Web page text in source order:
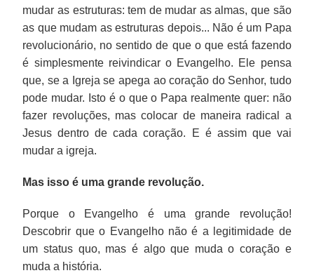
mudar as estruturas: tem de mudar as almas, que são
as que mudam as estruturas depois... Não é um Papa
revolucionário, no sentido de que o que está fazendo
é simplesmente reivindicar o Evangelho. Ele pensa
que, se a Igreja se apega ao coração do Senhor, tudo
pode mudar. Isto é o que o Papa realmente quer: não
fazer revoluções, mas colocar de maneira radical a
Jesus dentro de cada coração. E é assim que vai
mudar a igreja.
Mas isso é uma grande revolução.
Porque o Evangelho é uma grande revolução!
Descobrir que o Evangelho não é a legitimidade de
um status quo, mas é algo que muda o coração e
muda a história.